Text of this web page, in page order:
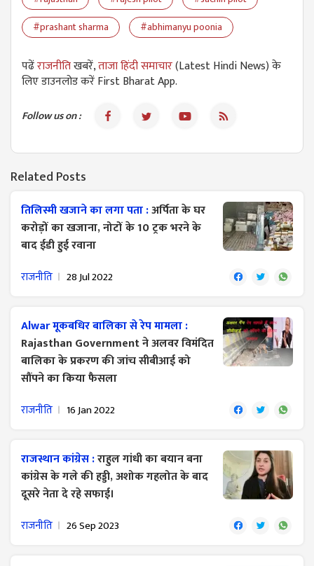
#prashant sharma
#abhimanyu poonia
पढेंराजनीतिखबरें,ताजा हिंदी समाचार(Latest Hindi News) के
लिए डाउनलोड करें First Bharat App.
Follow us on :
Related Posts
तिलिस्मी खजाने का लगा पता :अर्पिता के घर
करोड़ों का खजाना, नोटों के 10 ट्रक भरने के
बाद ईडी हुई रवाना
राजनीति 28 Jul 2022
Alwar मूकबधिर बालिका से रेप मामला :
Rajasthan Government ने अलवर विमंदित
बालिका के प्रकरण की जांच सीबीआई को
सौंपने का किया फैसला
राजनीति 16 Jan 2022
राजस्थान कांग्रेस :राहुल गांधी का बयान बना
कांग्रेस के गले की हड्डी, अशोक गहलोत के बाद
दूसरे नेता दे रहे सफाई।
राजनीति 26 Sep 2023